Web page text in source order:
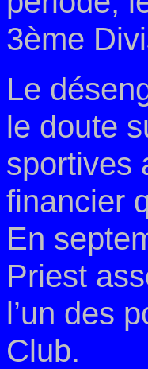
3ème
Le
le doute
sportives
financier
En
Priest
l’un des
Club.